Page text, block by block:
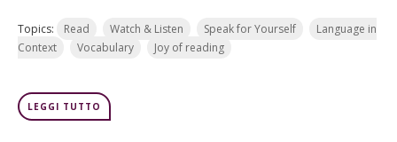
Topics: Read Watch & Listen Speak for Yourself
Language in
Context
Vocabulary Joy of reading
LEGGI TUTTO